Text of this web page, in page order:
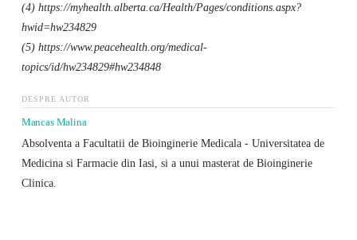
(4) https://myhealth.alberta.ca/Health/Pages/conditions.aspx?
hwid=hw234829
(5) https://www.peacehealth.org/medical-
topics/id/hw234829#hw234848
DESPRE AUTOR
Mancas Malina
Absolventa a Facultatii de Bioinginerie Medicala - Universitatea de
Medicina si Farmacie din Iasi, si a unui masterat de Bioinginerie
Clinica.